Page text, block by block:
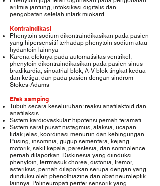
aritmia jantung, intoksikasi digitalis dan
pengobatan setelah infark miokard
Kontraindikasi
Phenytoin sodium dikontraindikasikan pada pasien
yang hipersensitif terhadap phenytoin sodium atau
hydantoin lainnya
Karena efeknya pada automatisitas ventrikel,
phenytoin dikontraindikasikan pada pasien sinus
bradikardia, sinoatrial blok, A-V blok tingkat kedua
dan ketiga, dan pada pasien dengan sindrom
Stokes-Adams
Efek samping
Tubuh secara keseluruhan: reaksi anafilaktoid dan
anafilaksis
Sistem kardiovaskular: hipotensi pemah teramati
Sistem saraf pusat: nistagmus, ataksia, ucapan
tidak jelas, koordinasi menurun dan kebingungan.
Pusing, insomnia, gugup sementara, kejang
motorik, sakit kepala, parestesia, dan somnolence
pernah dilaporkan. Diskinesia yang diinduksi
phenytoin, terrmasuk chorea, distonia, tremor,
asteriksis, pernah dilaporkan serupa dengan yang
diinduksi oleh phenothiazine dan obat neuroleptik
lainnya. Polineuropati perifer sensorik yang